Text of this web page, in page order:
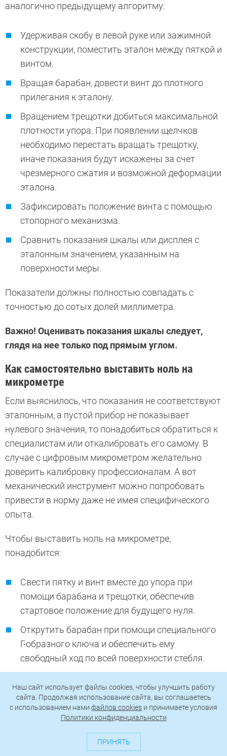
аналогично предыдущему алгоритму:
Удерживая скобу в левой руке или зажимной
конструкции, поместить эталон между пяткой и
винтом.
Вращая барабан, довести винт до плотного
прилегания к эталону.
Вращением трещотки добиться максимальной
плотности упора. При появлении щелчков
необходимо перестать вращать трещотку,
иначе показания будут искажены за счет
чрезмерного сжатия и возможной деформации
эталона.
Зафиксировать положение винта с помощью
стопорного механизма.
Сравнить показания шкалы или дисплея с
эталонным значением, указанным на
поверхности меры.
Показатели должны полностью совпадать с
точностью до сотых долей миллиметра.
Важно! Оценивать показания шкалы следует,
глядя на нее только под прямым углом.
Как самостоятельно выставить ноль на
микрометре
Если выяснилось, что показания не соответствуют
эталонным, а пустой прибор не показывает
нулевого значения, то понадобиться обратиться к
специалистам или откалибровать его самому. В
случае с цифровым микрометром желательно
доверить калибровку профессионалам. А вот
механический инструмент можно попробовать
привести в норму даже не имея специфического
опыта.
Чтобы выставить ноль на микрометре,
понадобится:
Свести пятку и винт вместе до упора при
помощи барабана и трещотки, обеспечив
стартовое положение для будущего нуля.
Открутить барабан при помощи специального
Г-образного ключа и обеспечить ему
свободный ход по всей поверхности стебля.
горизонтальной шкале миллиметров и
поворотной шкале долей.
Зафиксировать нулевое положение при
помощи ключа и гайки.
Наш сайт использует файлы cookies, чтобы улучшить работу
сайта. Продолжая использование сайта, вы соглашаетесь
c использованием нами файлов cookies и принимаете условия
Политики конфиденциальности
ПРИНЯТЬ